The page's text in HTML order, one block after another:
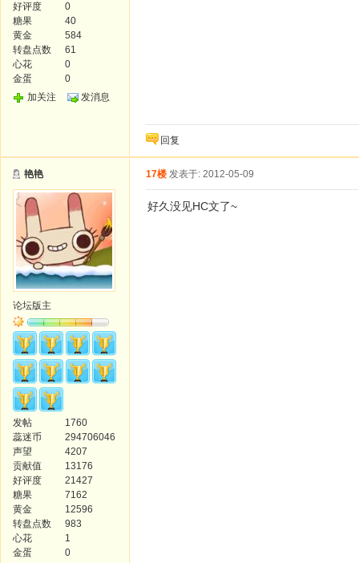
好评度
0
糖果
40
黄金
584
转盘点数
61
心花
0
金蛋
0
加关注
发消息
回复
艳艳
论坛版主
发帖
1760
蕊迷币
294706046
声望
4207
贡献值
13176
好评度
21427
糖果
7162
黄金
12596
转盘点数
983
心花
1
金蛋
0
17楼 发表于: 2012-05-09
好久没见HC文了~